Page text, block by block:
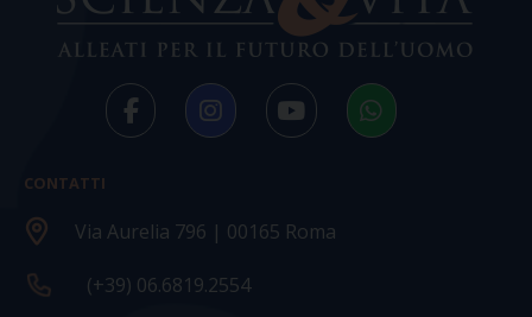
CONTATTI
Via Aurelia 796 | 00165 Roma
(+39) 06.6819.2554